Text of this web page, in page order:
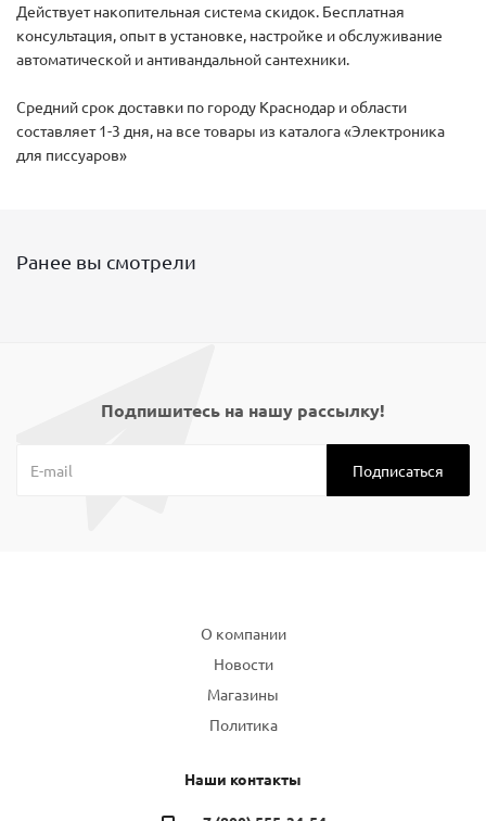
Действует накопительная система скидок. Бесплатная
консультация, опыт в установке, настройке и обслуживание
автоматической и антивандальной сантехники.
Средний срок доставки по городу Краснодар и области
составляет 1-3 дня, на все товары из каталога «Электроника
для писсуаров»
Ранее вы смотрели
Подпишитесь на нашу рассылку!
О компании
Новости
Магазины
Политика
Наши контакты